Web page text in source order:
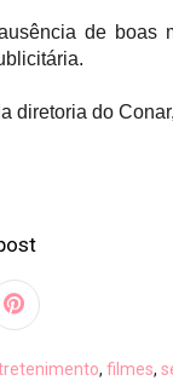
de boas
diretoria do
, filmes,